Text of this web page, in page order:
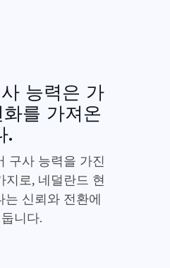
능력은 가
를 가져온
.
구사 능력을 가진
지로, 네덜란드 현
는 신뢰와 전환에
니다.